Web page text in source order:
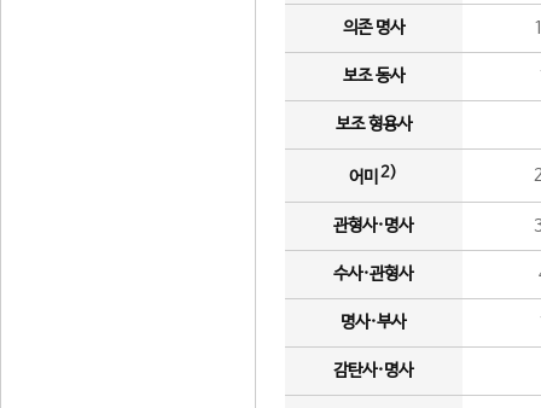
의존 명사
보조 동사
보조 형용사
어미 2)
관형사·명사
수사·관형사
명사·부사
감탄사·명사